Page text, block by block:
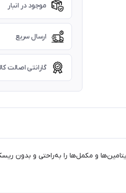
موجود در انبار
ارسال سریع
گارانتی اصالت
و مکمل‌ها را به‌راحتی و بدون